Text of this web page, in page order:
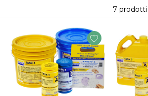
7 prodotti